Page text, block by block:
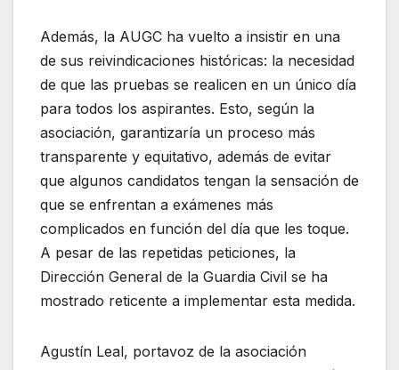
Además, la AUGC ha vuelto a insistir en una
de sus reivindicaciones históricas: la necesidad
de que las pruebas se realicen en un único día
para todos los aspirantes. Esto, según la
asociación, garantizaría un proceso más
transparente y equitativo, además de evitar
que algunos candidatos tengan la sensación de
que se enfrentan a exámenes más
complicados en función del día que les toque.
A pesar de las repetidas peticiones, la
Dirección General de la Guardia Civil se ha
mostrado reticente a implementar esta medida.
Agustín Leal, portavoz de la asociación